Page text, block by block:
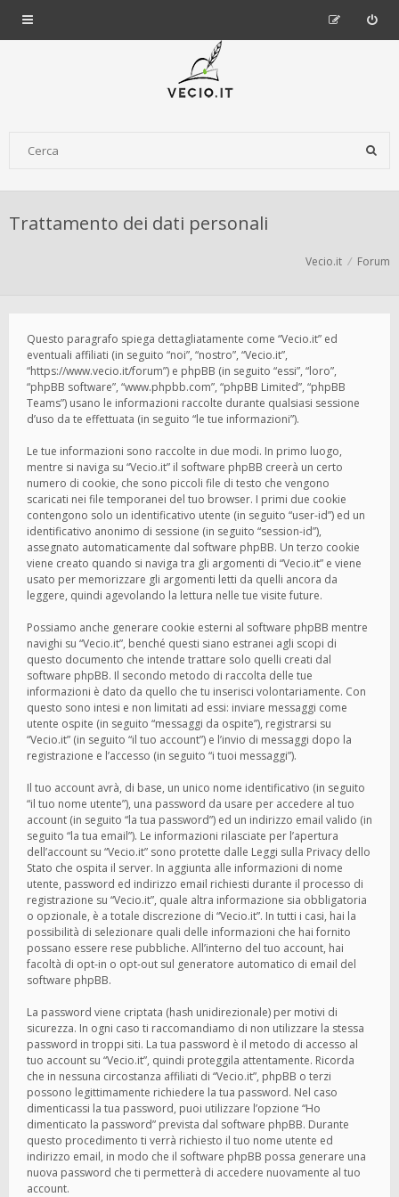
Trattamento dei dati personali
Vecio.it Forum
Questo paragrafo spiega dettagliatamente come “Vecio.it” ed
eventuali affiliati (in seguito “noi”, “nostro”, “Vecio.it”,
“https://www.vecio.it/forum”) e phpBB (in seguito “essi”, “loro”,
“phpBB software”, “www.phpbb.com”, “phpBB Limited”, “phpBB
Teams”) usano le informazioni raccolte durante qualsiasi sessione
d’uso da te effettuata (in seguito “le tue informazioni”).
Le tue informazioni sono raccolte in due modi. In primo luogo,
mentre si naviga su “Vecio.it” il software phpBB creerà un certo
numero di cookie, che sono piccoli file di testo che vengono
scaricati nei file temporanei del tuo browser. I primi due cookie
contengono solo un identificativo utente (in seguito “user-id”) ed un
identificativo anonimo di sessione (in seguito “session-id”),
assegnato automaticamente dal software phpBB. Un terzo cookie
viene creato quando si naviga tra gli argomenti di “Vecio.it” e viene
usato per memorizzare gli argomenti letti da quelli ancora da
leggere, quindi agevolando la lettura nelle tue visite future.
Possiamo anche generare cookie esterni al software phpBB mentre
navighi su “Vecio.it”, benché questi siano estranei agli scopi di
questo documento che intende trattare solo quelli creati dal
software phpBB. Il secondo metodo di raccolta delle tue
informazioni è dato da quello che tu inserisci volontariamente. Con
questo sono intesi e non limitati ad essi: inviare messaggi come
utente ospite (in seguito “messaggi da ospite”), registrarsi su
“Vecio.it” (in seguito “il tuo account”) e l’invio di messaggi dopo la
registrazione e l’accesso (in seguito “i tuoi messaggi”).
Il tuo account avrà, di base, un unico nome identificativo (in seguito
“il tuo nome utente”), una password da usare per accedere al tuo
account (in seguito “la tua password”) ed un indirizzo email valido (in
seguito “la tua email”). Le informazioni rilasciate per l’apertura
dell’account su “Vecio.it” sono protette dalle Leggi sulla Privacy dello
Stato che ospita il server. In aggiunta alle informazioni di nome
utente, password ed indirizzo email richiesti durante il processo di
registrazione su “Vecio.it”, quale altra informazione sia obbligatoria
o opzionale, è a totale discrezione di “Vecio.it”. In tutti i casi, hai la
possibilità di selezionare quali delle informazioni che hai fornito
possano essere rese pubbliche. All’interno del tuo account, hai
facoltà di opt-in o opt-out sul generatore automatico di email del
software phpBB.
La password viene criptata (hash unidirezionale) per motivi di
sicurezza. In ogni caso ti raccomandiamo di non utilizzare la stessa
password in troppi siti. La tua password è il metodo di accesso al
tuo account su “Vecio.it”, quindi proteggila attentamente. Ricorda
che in nessuna circostanza affiliati di “Vecio.it”, phpBB o terzi
possono legittimamente richiedere la tua password. Nel caso
dimenticassi la tua password, puoi utilizzare l’opzione “Ho
dimenticato la password” prevista dal software phpBB. Durante
questo procedimento ti verrà richiesto il tuo nome utente ed
indirizzo email, in modo che il software phpBB possa generare una
nuova password che ti permetterà di accedere nuovamente al tuo
account.